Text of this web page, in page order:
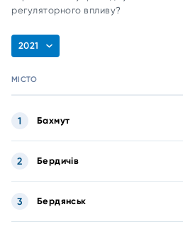
регуляторного впливу?
2021
МІСТО
Бахмут
1
Бердичів
2
Бердянськ
3